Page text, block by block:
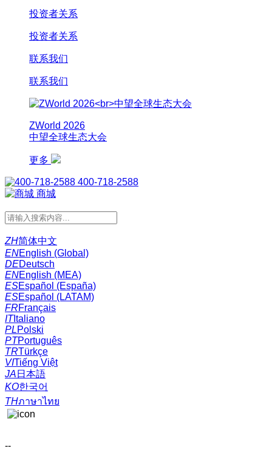
投资者关系
投资者关系
联系我们
联系我们
ZWorld 2026
中望全球生态大会
更多
400-718-2588
商城
ZH简体中文
ENEnglish (Global)
DEDeutsch
ENEnglish (MEA)
ESEspañol (España)
ESEspañol (LATAM)
FRFrançais
ITItaliano
PLPolski
PTPortuguês
TRTürkçe
VITiếng Việt
JA 日本語
KO한국어
THภาษาไทย
--